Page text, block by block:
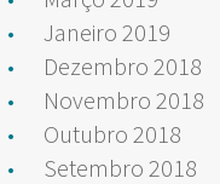
Janeiro 2019
Dezembro 2018
Novembro 2018
Outubro 2018
Setembro 2018